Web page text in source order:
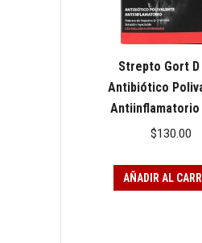
Strepto Gort D
Antibiótico
Antiinflamatorio
$130.00
AÑADIR AL